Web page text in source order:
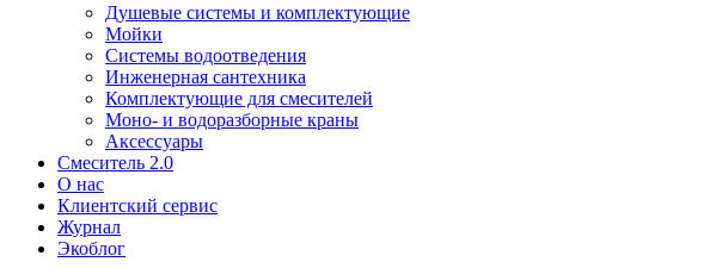
Душевые системы и комплектующие
Мойки
Системы водоотведения
Инженерная сантехника
Комплектующие для смесителей
Моно- и водоразборные краны
Аксессуары
Смеситель 2.0
О нас
Клиентский сервис
Журнал
Экоблог